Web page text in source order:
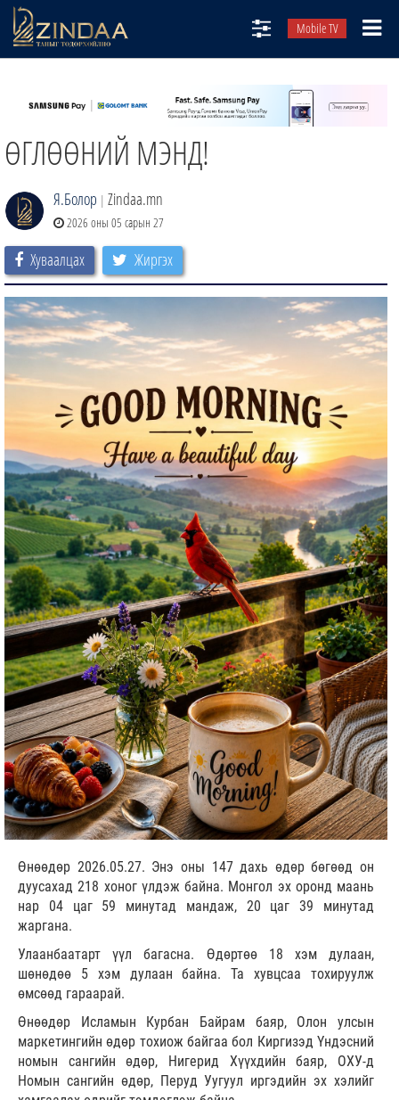
Mobile TV
ТВ8
ӨГЛӨӨНИЙ СОНИН
ЗИНДАА СЭТГҮҮЛ
ӨГЛӨӨНИЙ МЭНД!
Я.Болор | Zindaa.mn
2026 оны 05 сарын 27
Хуваалцах Жиргэх
Өнөөдөр 2026.05.27. Энэ оны 147 дахь өдөр бөгөөд он
дуусахад 218 хоног үлдэж байна. Монгол эх оронд маань
нар 04 цаг 59 минутад мандаж, 20 цаг 39 минутад
жаргана.
Улаанбаатарт үүл багасна. Өдөртөө 18 хэм дулаан,
шөнөдөө 5 хэм дулаан байна. Та хувцсаа тохируулж
өмсөөд гараарай.
Өнөөдөр Исламын Курбан Байрам баяр, Олон улсын
маркетингийн өдөр тохиож байгаа бол Киргизэд Үндэсний
номын сангийн өдөр, Нигерид Хүүхдийн баяр, ОХУ-д
Номын сангийн өдөр, Перуд Уугуул иргэдийн эх хэлийг